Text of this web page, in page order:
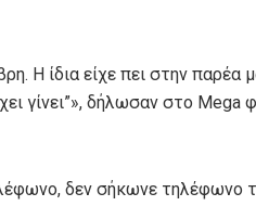
Η ίδια είχε πει στην παρέα
γίνει”», δήλωσαν στο Mega
δεν σήκωνε τηλέφωνο